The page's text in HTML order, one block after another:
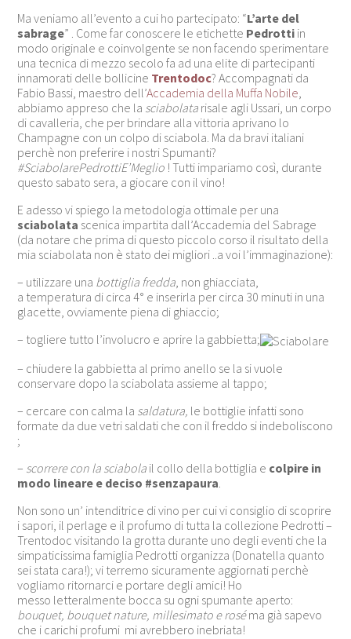
Ma veniamo all’evento a cui ho partecipato: “L’arte del
sabrage” . Come far conoscere le etichette Pedrotti in
modo originale e coinvolgente se non facendo sperimentare
una tecnica di mezzo secolo fa ad una elite di partecipanti
innamorati delle bollicine Trentodoc? Accompagnati da
Fabio Bassi, maestro dell’Accademia della Muffa Nobile,
abbiamo appreso che la sciabolata risale agli Ussari, un corpo
di cavalleria, che per brindare alla vittoria aprivano lo
Champagne con un colpo di sciabola. Ma da bravi italiani
perchè non preferire i nostri Spumanti?
#SciabolarePedrottiE’Meglio ! Tutti impariamo così, durante
questo sabato sera, a giocare con il vino!
E adesso vi spiego la metodologia ottimale per una
sciabolata scenica impartita dall’Accademia del Sabrage
(da notare che prima di questo piccolo corso il risultato della
mia sciabolata non è stato dei migliori ..a voi l’immaginazione):
– utilizzare una bottiglia fredda, non ghiacciata,
a temperatura di circa 4° e inserirla per circa 30 minuti in una
glacette, ovviamente piena di ghiaccio;
– togliere tutto l’involucro e aprire la gabbietta;
– chiudere la gabbietta al primo anello se la si vuole
conservare dopo la sciabolata assieme al tappo;
– cercare con calma la saldatura, le bottiglie infatti sono
formate da due vetri saldati che con il freddo si indeboliscono
;
– scorrere con la sciabola il collo della bottiglia e colpire in
modo lineare e deciso #senzapaura.
Non sono un’ intenditrice di vino per cui vi consiglio di scoprire
i sapori, il perlage e il profumo di tutta la collezione Pedrotti –
Trentodoc visitando la grotta durante uno degli eventi che la
simpaticissima famiglia Pedrotti organizza (Donatella quanto
sei stata cara!); vi terremo sicuramente aggiornati perchè
vogliamo ritornarci e portare degli amici! Ho
messo letteralmente bocca su ogni spumante aperto:
bouquet, bouquet nature, millesimato e roséma già sapevo
che i carichi profumi mi avrebbero inebriata!